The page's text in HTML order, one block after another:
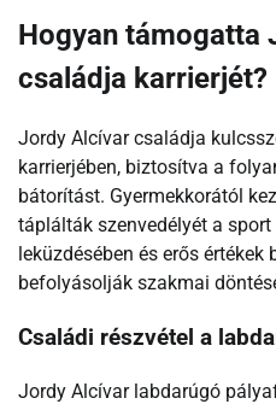
Hogyan támogatta
családja karrierjét?
Jordy Alcívar családja
karrierjében, biztosítva a
bátorítást. Gyermekkorától
táplálták szenvedélyét a
leküzdésében és erős értékek
befolyásolják szakmai
Családi részvétel a
Jordy Alcívar labdarúgó